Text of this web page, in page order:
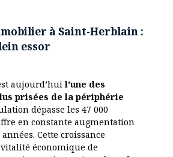
à Saint-Herblain :
essor
aujourd’huil’une des
prisées de la périphérie
dépasse les 47 000
en constante augmentation
Cette croissance
économique de